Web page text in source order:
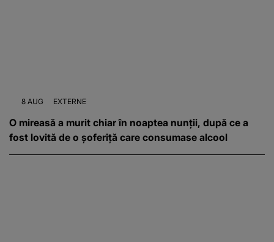
8 AUG EXTERNE
O mireasă a murit chiar în noaptea nunții, după ce a
fost lovită de o șoferiță care consumase alcool